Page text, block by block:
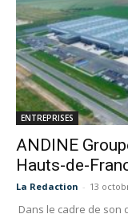
ENTREPRISES
ANDINE
Hauts-de-
La Redaction - 13
Dans le cadre de son